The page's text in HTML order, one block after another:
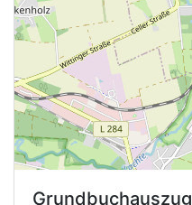
Grundbuchauszug